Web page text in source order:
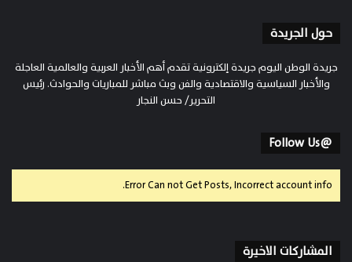
حول الجريدة
جريدة الوطن اليوم جريدة إلكترونية تقدم أهم الأخبار العربية والعالمية العاجلة
والأخبار السياسية والاقتصادية والفن وبث مباشر للمباريات والحوادث. رئيس
التحرير/ حسن النجار
@Follow Us
Error Can not Get Posts, Incorrect account info.
المشاركات الاخيرة